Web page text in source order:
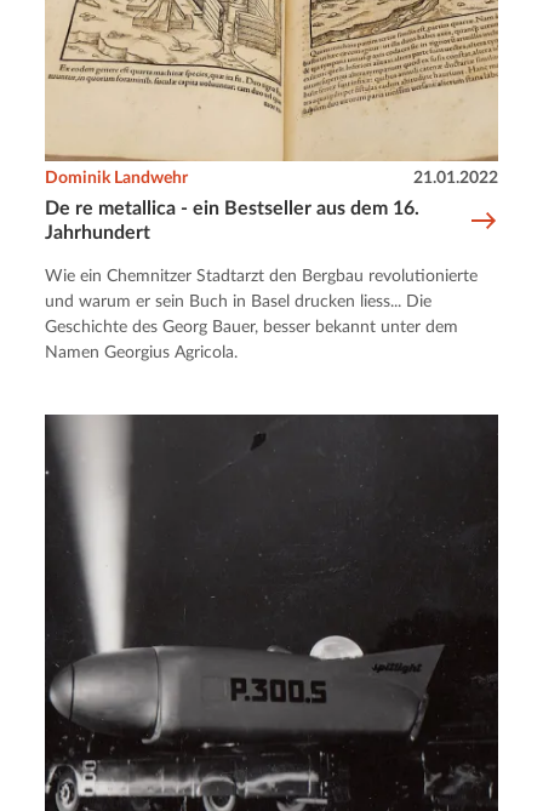
De re metallica - ein Bestseller aus dem 16.
Jahrhundert
Dominik Landwehr 21.01.2022
Wie ein Chemnitzer Stadtarzt den Bergbau revolutionierte
und warum er sein Buch in Basel drucken liess... Die
Geschichte des Georg Bauer, besser bekannt unter dem
Namen Georgius Agricola.